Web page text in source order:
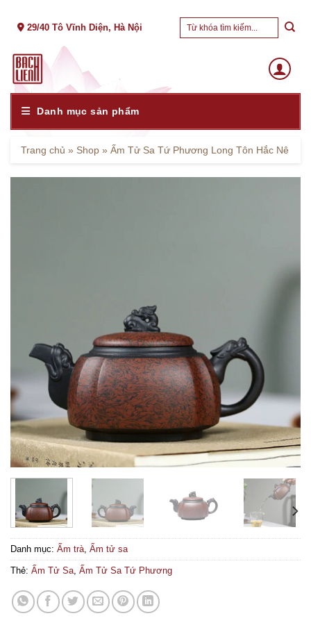
29/40 Tô Vĩnh Diện, Hà Nội
Tìm
Danh mục sản phẩm
Trang chủ » Shop » Ấm Tử Sa Tứ Phương Long Tôn Hắc Nê
Danh mục: Ấm trà, Ấm tử sa
Thẻ: Ấm Tử Sa, Ấm Tử Sa Tứ Phương